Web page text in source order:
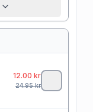
12.00 kr
24.95kr